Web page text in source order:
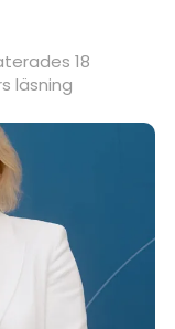
18
läsning